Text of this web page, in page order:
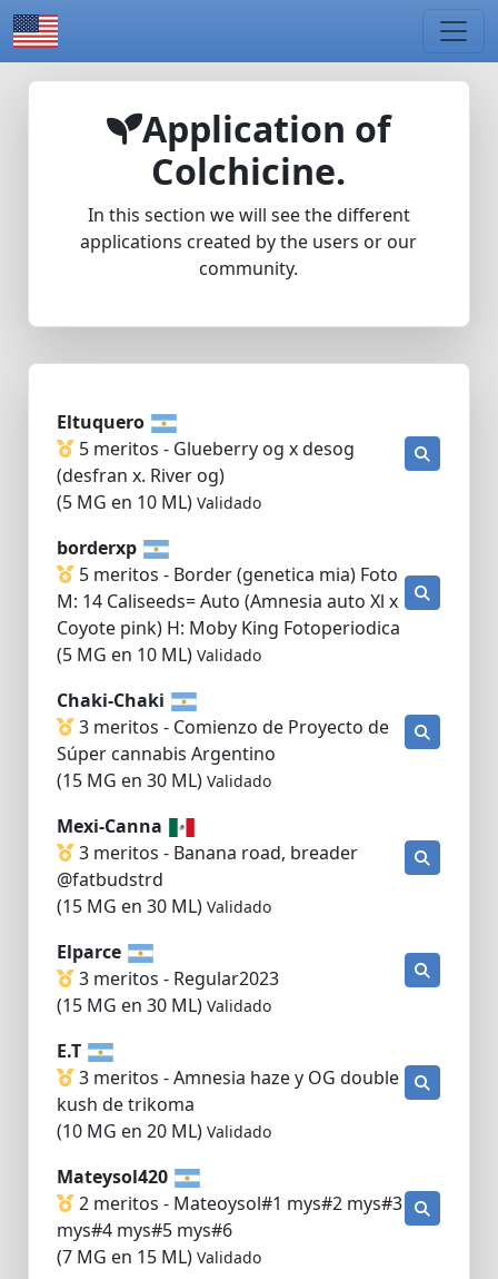
Application of
Colchicine.
In this section we will see the different
applications created by the users or our
community.
Eltuquero
5 meritos - Glueberry og x desog
(desfran x. River og)
(5 MG en 10 ML)Validado
borderxp
5 meritos - Border (genetica mia) Foto
M: 14 Caliseeds= Auto (Amnesia auto Xl x
Coyote pink) H: Moby King Fotoperiodica
(5 MG en 10 ML)Validado
Chaki-Chaki
3 meritos - Comienzo de Proyecto de
Súper cannabis Argentino
(15 MG en 30 ML)Validado
Mexi-Canna
3 meritos - Banana road, breader
@fatbudstrd
(15 MG en 30 ML)Validado
Elparce
3 meritos - Regular2023
(15 MG en 30 ML)Validado
E.T
3 meritos - Amnesia haze y OG double
kush de trikoma
(10 MG en 20 ML)Validado
Mateysol420
2 meritos - Mateoysol#1 mys#2 mys#3
mys#4 mys#5 mys#6
(7 MG en 15 ML)Validado